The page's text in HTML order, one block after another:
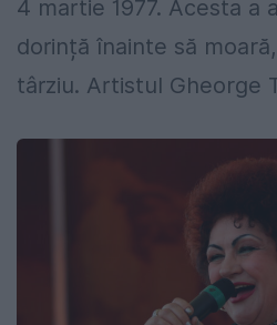
4 martie 1977. Acesta a
dorință înainte să
târziu. Artistul Gheorge